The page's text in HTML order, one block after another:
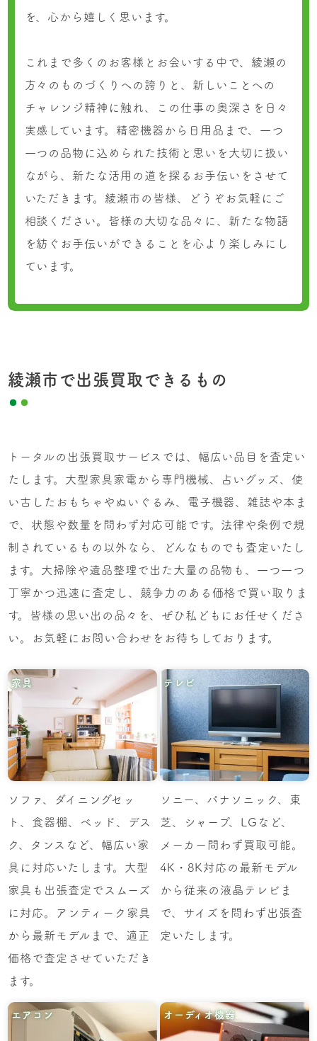
を、心から嬉しく思います。
これまで多くのお客様とお会いする中で、綾瀬の
方々のものづくりへの誇りと、新しいことへの
チャレンジ精神に触れ、この仕事の奥深さを日々
実感しています。精密機器から日用品まで、一つ
一つの品物に込められた技術と思いを大切に扱い
ながら、新たな活用の道を探るお手伝いをさせて
いただきます。綾瀬市の皆様、どうぞお気軽にご
相談ください。皆様の大切な品々に、新たな物語
を紡ぐお手伝いができることを心より楽しみにし
ています。
綾瀬市で出張買取できるもの
トータルの出張買取サービスでは、幅広い品目を査定い
たします。大型家具家電から専門機械、占いグッズ、使
い古したおもちゃやぬいぐるみ、電子機器、雑誌や本ま
で、状態や数量を問わず対応可能です。法律や条例で規
制されているもの以外なら、どんなものでも査定いたし
ます。大掃除や遺品整理で出た大量の品物も、一つ一つ
丁寧かつ迅速に査定し、競争力のある価格で買い取りま
す。皆様の思い出の品々を、ぜひ私どもにお任せくださ
い。お気軽にお問い合わせをお待ちしております。
家具
ソファ、ダイニングセッ
ト、食器棚、ベッド、デス
ク、タンスなど、幅広い家
具に対応いたします。大型
家具も出張査定でスムーズ
に対応。アンティーク家具
から最新モデルまで、適正
価格で査定させていただき
ます。
テレビ
ソニー、パナソニック、東
芝、シャープ、LGなど、
メーカー問わず買取可能。
4K・8K対応の最新モデル
から従来の液晶テレビま
で、サイズを問わず出張査
定いたします。
エアコン オーディオ機器